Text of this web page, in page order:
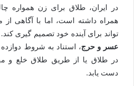
در ایران، طلاق برای زن همواره
همراه داشته است، اما با آگاهی از
تواند برای آینده خود تصمیم گیری
عسر و حرج، استناد به شروط
در طلاق یا از طریق طلاق خلع و
دست یابد.